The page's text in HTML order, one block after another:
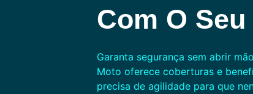
Com O
Garanta segurança sem abrir
Moto oferece coberturas e
precisa de agilidade para que